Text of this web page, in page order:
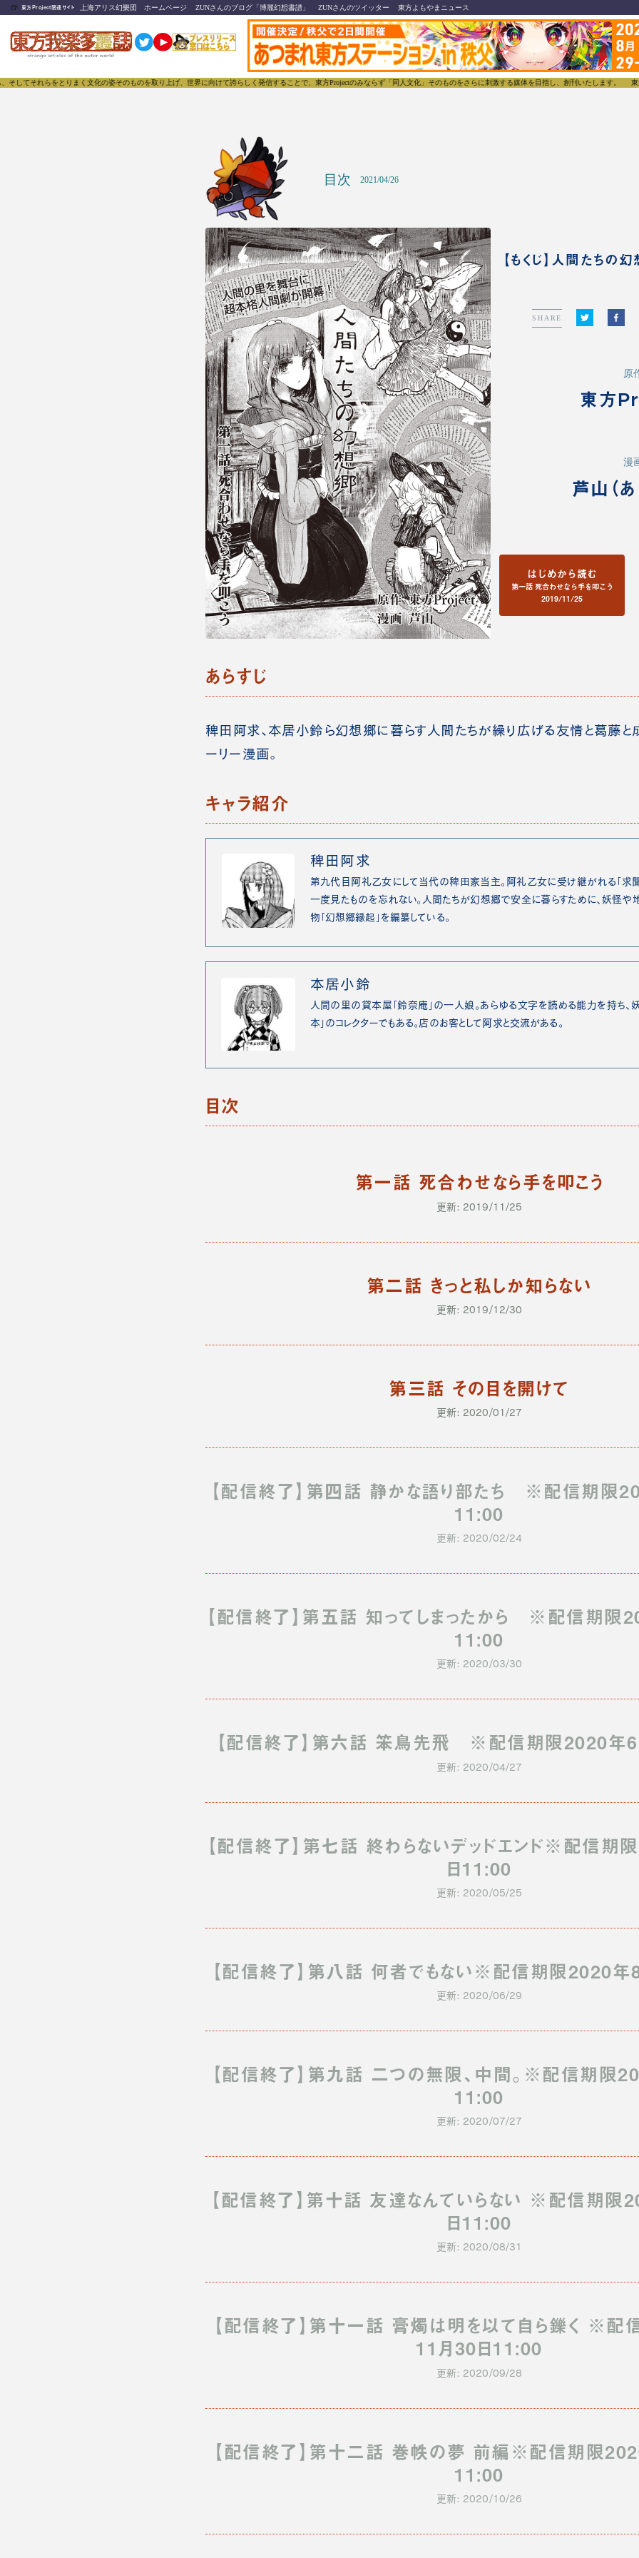
🍺 東方Project関連サイト 上海アリス幻樂団 ホームページ ZUNさんのブログ「博麗幻想書譜」 ZUNさんのツイッター 東方よもやまニュース
とりまく文化の姿そのものを取り上げ、世界に向けて誇らしく発信することで、東方Projectのみならず「同人文化」そのものをさらに刺激する媒体を目指し、創刊いたします。 東方我楽多叢
目次 2021/04/26
【もくじ】人間たちの
SHARE
原
東方
漫
芦山（あ
はじめから読む
第一話 死合わせなら手を叩こう
2019/11/25
あらすじ
稗田阿求、本居小鈴ら幻想郷に暮らす人間たちが繰り広げる友情と葛藤と
ーリー漫画。
キャラ紹介
稗田阿求
第九代目阿礼乙女にして当代の稗田家当主。阿礼乙女に受け継がれる「求
一度見たものを忘れない。人間たちが幻想郷で安全に暮らすために、妖怪や
物「幻想郷縁起」を編纂している。
本居小鈴
人間の里の貸本屋「鈴奈庵」の一人娘。あらゆる文字を読める能力を持ち、
本」のコレクターでもある。店のお客として阿求と交流がある。
目次
第一話 死合わせなら手を叩こう
更新: 2019/11/25
第二話 きっと私しか知らない
更新: 2019/12/30
第三話 その目を開けて
更新: 2020/01/27
【配信終了】第四話 静かな語り部たち ※配信期限
11:00
更新: 2020/02/24
【配信終了】第五話 知ってしまったから ※配信期限
11:00
更新: 2020/03/30
【配信終了】第六話 笨鳥先飛 ※配信期限2020年
更新: 2020/04/27
【配信終了】第七話 終わらないデッドエンド※配信期
日11:00
更新: 2020/05/25
【配信終了】第八話 何者でもない※配信期限2020
更新: 2020/06/29
【配信終了】第九話 二つの無限、中間。※配信期限
11:00
更新: 2020/07/27
【配信終了】第十話 友達なんていらない ※配信期限
日11:00
更新: 2020/08/31
【配信終了】第十一話 膏燭は明を以て自ら鑠く ※配
11月30日11:00
更新: 2020/09/28
【配信終了】第十二話 巻帙の夢 前編※配信期限
11:00
更新: 2020/10/26